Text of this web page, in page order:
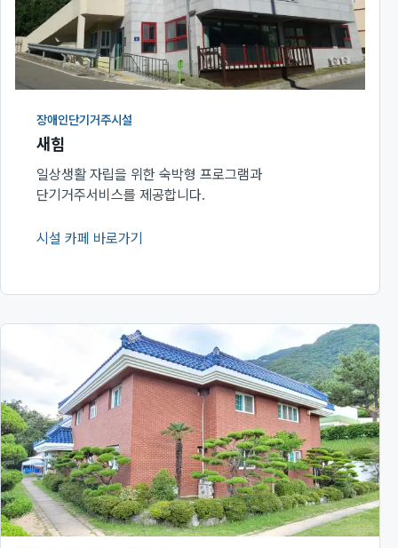
장애인단기거주시설
새힘
일상생활 자립을 위한 숙박형 프로그램과
단기거주서비스를 제공합니다.
시설 카페 바로가기
(새 창에서 열림)